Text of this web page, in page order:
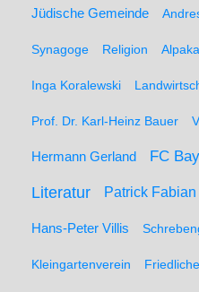
Jüdische Gemeinde
Synagoge Religion
Inga Koralewski
Prof. Dr. Karl-Heinz Bauer
Hermann Gerland FC
Literatur Patrick Fabian
Hans-Peter Villis
Kleingartenverein